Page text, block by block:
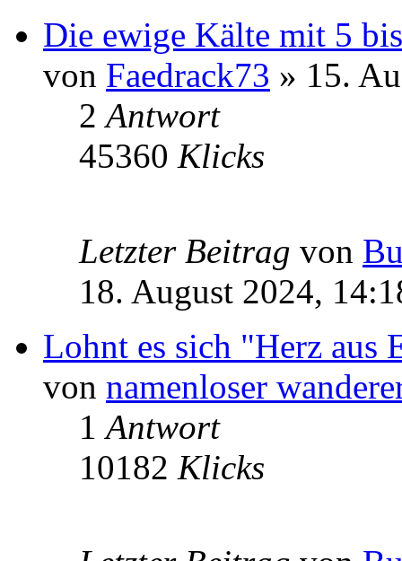
Die ewige Kälte mit 5
von Faedrack73 » 15.
2Antwort
45360 Klicks
Letzter Beitrag von
18. August 2024,
Lohnt es sich "Herz aus
von namenloser
1Antwort
10182 Klicks